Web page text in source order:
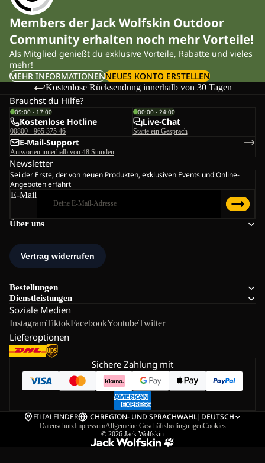
Members der Jack Wolfskin Outdoor
Community erhalten noch mehr Vorteile!
Als Mitglied genießt du exklusive Vorteile, Rabatte und vieles
mehr!
MEHR INFORMATIONENNEUES KONTO ERSTELLEN
Kostenlose Rücksendung innerhalb von 30 Tagen
Über uns
Bestellungen
Dienstleistungen
Soziale Medien
InstagramTiktokFacebookYoutubeTwitter
Lieferoptionen
Brauchst du Hilfe?
09:00 - 17:00
Kostenlose Hotline
00800 - 965 375 46
00:00 - 24:00
Live-Chat
Starte ein Gespräch
E-Mail-Support
Antworten innerhalb von 48 Stunden
Newsletter
Sei der Erste, der von neuen Produkten, exklusiven Events und Online-
Angeboten erfährt
E-Mail
Sichere Zahlung mit
FILIALFINDER CHREGION- UND SPRACHWAHL| DEUTSCH
DatenschutzImpressumAllgemeine GeschäftsbedingungenCookies
© 2026 Jack Wolfskin